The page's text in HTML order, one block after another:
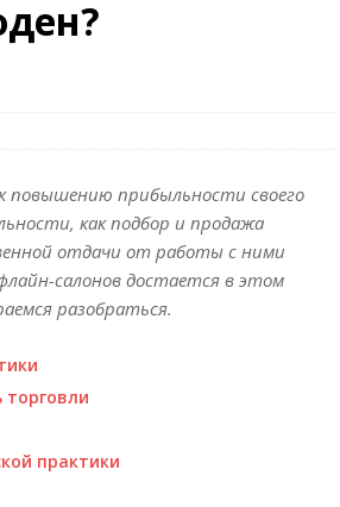
прибыльности своего
как подбор и продажа
отдачи от работы с ними
салонов достается в этом
разобраться.
торговли
практики